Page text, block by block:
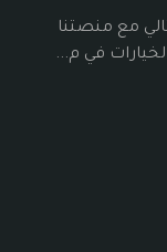
مع منصتنا
في م...